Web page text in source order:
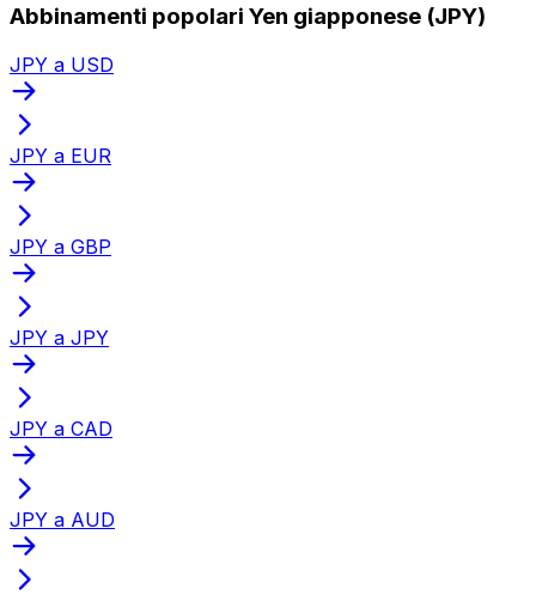
Abbinamenti popolari Yen giapponese (JPY)
JPY a USD
JPY a EUR
JPY a GBP
JPY a JPY
JPY a CAD
JPY a AUD